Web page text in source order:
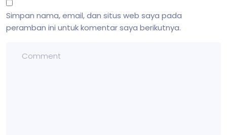
Simpan nama, email, dan situs web saya pada
peramban ini untuk komentar saya berikutnya.